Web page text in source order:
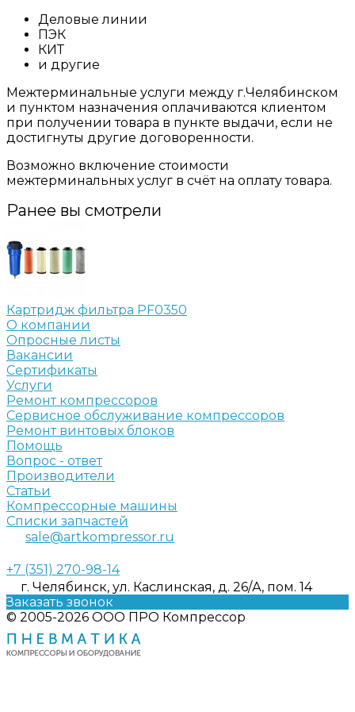
Деловые линии
ПЭК
КИТ
и другие
Межтерминальные услуги между г.Челябинском
и пунктом назначения оплачиваются клиентом
при получении товара в пункте выдачи, если не
достигнуты другие договоренности.
Возможно включение стоимости
межтерминальных услуг в счёт на оплату товара.
Ранее вы смотрели
Картридж фильтра PF0350
О компании
Опросные листы
Вакансии
Сертификаты
Услуги
Ремонт компрессоров
Сервисное обслуживание компрессоров
Ремонт винтовых блоков
Помощь
Вопрос - ответ
Производители
Статьи
Компрессорные машины
Списки запчастей
sale@artkompressor.ru
+7 (351) 270-98-14
г. Челябинск, ул. Каслинская, д. 26/А, пом. 14
Заказать звонок
© 2005-2026 ООО ПРО Компрессор